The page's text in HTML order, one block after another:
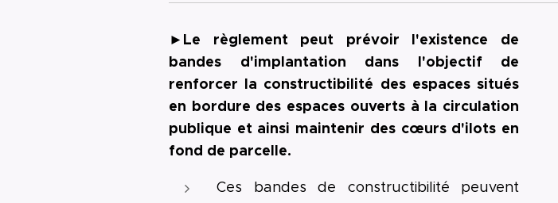
►Le règlement peut prévoir l'existence de
bandes d'implantation dans l'objectif de
renforcer la constructibilité des espaces situés
en bordure des espaces ouverts à la circulation
publique et ainsi maintenir des cœurs d'ilots en
fond de parcelle.
Ces bandes de constructibilité peuvent